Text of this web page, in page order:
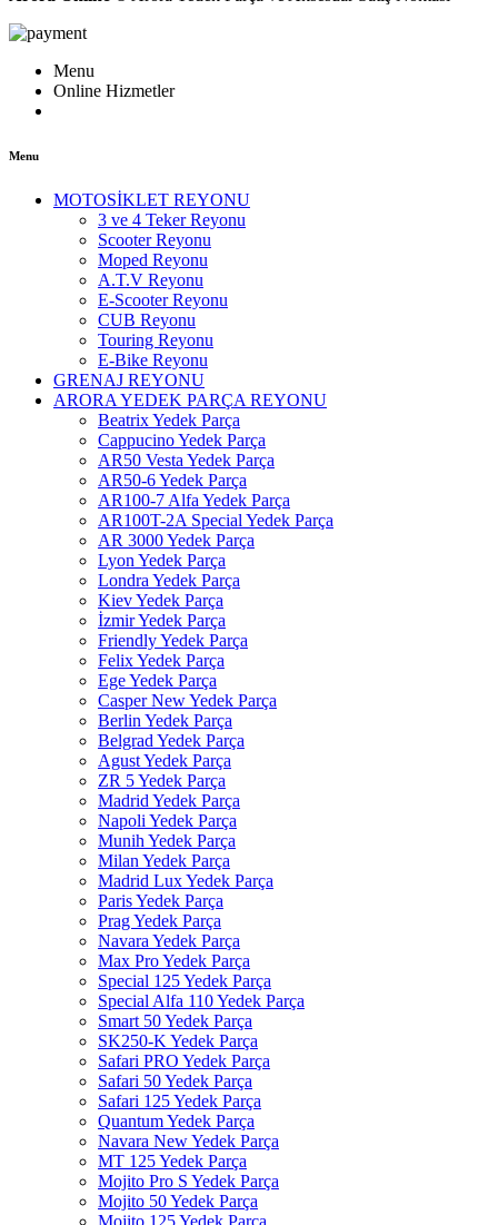
Menu
Online Hizmetler
Menu
MOTOSİKLET REYONU
3 ve 4 Teker Reyonu
Scooter Reyonu
Moped Reyonu
A.T.V Reyonu
E-Scooter Reyonu
CUB Reyonu
Touring Reyonu
E-Bike Reyonu
GRENAJ REYONU
ARORA YEDEK PARÇA REYONU
Beatrix Yedek Parça
Cappucino Yedek Parça
AR50 Vesta Yedek Parça
AR50-6 Yedek Parça
AR100-7 Alfa Yedek Parça
AR100T-2A Special Yedek Parça
AR 3000 Yedek Parça
Lyon Yedek Parça
Londra Yedek Parça
Kiev Yedek Parça
İzmir Yedek Parça
Friendly Yedek Parça
Felix Yedek Parça
Ege Yedek Parça
Casper New Yedek Parça
Berlin Yedek Parça
Belgrad Yedek Parça
Agust Yedek Parça
ZR 5 Yedek Parça
Madrid Yedek Parça
Napoli Yedek Parça
Munih Yedek Parça
Milan Yedek Parça
Madrid Lux Yedek Parça
Paris Yedek Parça
Prag Yedek Parça
Navara Yedek Parça
Max Pro Yedek Parça
Special 125 Yedek Parça
Special Alfa 110 Yedek Parça
Smart 50 Yedek Parça
SK250-K Yedek Parça
Safari PRO Yedek Parça
Safari 50 Yedek Parça
Safari 125 Yedek Parça
Quantum Yedek Parça
Navara New Yedek Parça
MT 125 Yedek Parça
Mojito Pro S Yedek Parça
Mojito 50 Yedek Parça
Mojito 125 Yedek Parça